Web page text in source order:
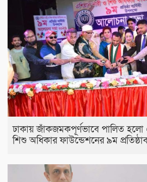
ঢাকায় জাঁকজমকপূর্ণভাবে পালিত হলো
শিশু অধিকার ফাউন্ডেশনের ৯ম